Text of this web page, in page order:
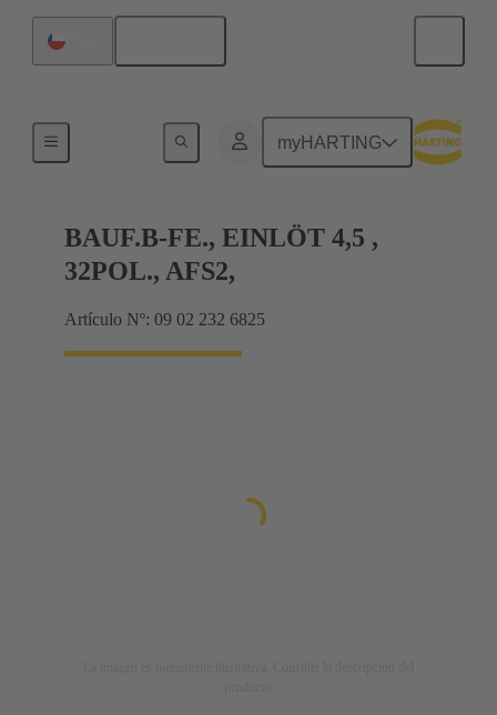
myHARTING
Terminación de placa madre a tarjeta hija
BAUF.B-FE., EINLÖT 4,5 ,
32POL., AFS2,
Artículo Nº: 09 02 232 6825